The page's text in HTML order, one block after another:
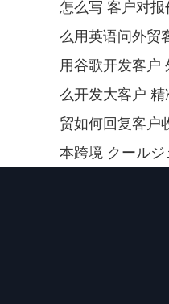
怎么写 客户对
么用英语问外贸
用谷歌开发客户
么开发大客户
贸如何回复客户
本跨境 クール